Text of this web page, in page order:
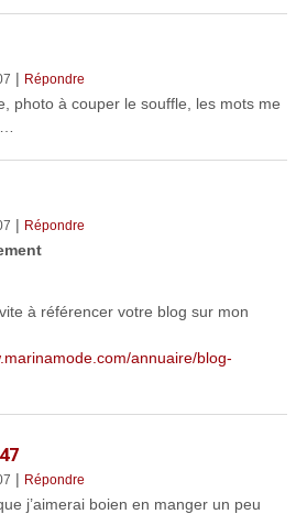
| Répondre
photo à couper le souffle, les mots me
| Répondre
à référencer votre blog sur mon
annuaire/blog-
| Répondre
j’aimerai boien en manger un peu